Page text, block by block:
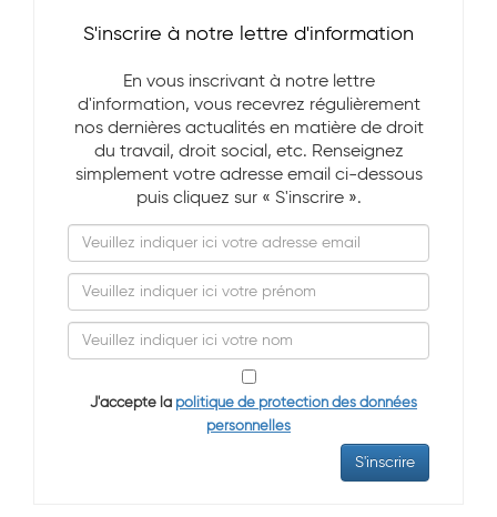
S'inscrire à notre lettre d'information
En vous inscrivant à notre lettre
d'information, vous recevrez régulièrement
nos dernières actualités en matière de droit
du travail, droit social, etc. Renseignez
simplement votre adresse email ci-dessous
puis cliquez sur « S'inscrire ».
J'accepte la politique de protection des données
personnelles